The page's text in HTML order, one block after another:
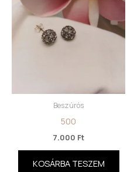
Beszúrós
500
7.000 Ft
KOSÁRBA TESZEM